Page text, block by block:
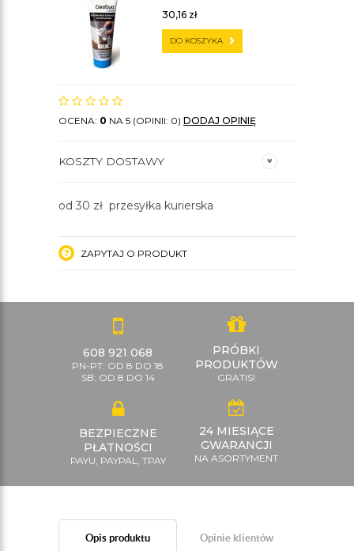
30,16 zł
DO KOSZYKA
OCENA: 0 NA 5 (OPINII: 0) DODAJ OPINIĘ
KOSZTY DOSTAWY
od 30 zł przesyłka kurierska
ZAPYTAJ O PRODUKT
608 921 068
PN-PT: OD 8 DO 18
SB: OD 8 DO 14
PRÓBKI
PRODUKTÓW
GRATIS!
BEZPIECZNE
PŁATNOŚCI
PAYU, PAYPAL, TPAY
24 MIESIĄCE
GWARANCJI
NA ASORTYMENT
Opis produktu Opinie klientów